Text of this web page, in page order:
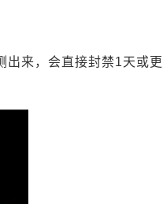
出来，会直接封禁1天或更